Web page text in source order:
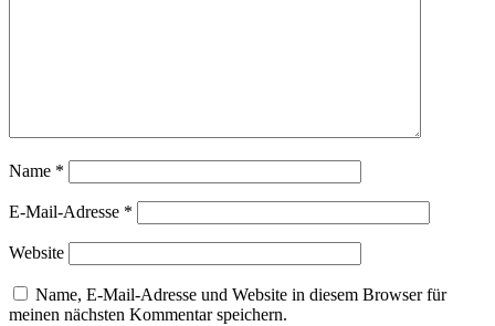
Name *
E-Mail-Adresse *
Website
Name, E-Mail-Adresse und Website in diesem Browser für
meinen nächsten Kommentar speichern.